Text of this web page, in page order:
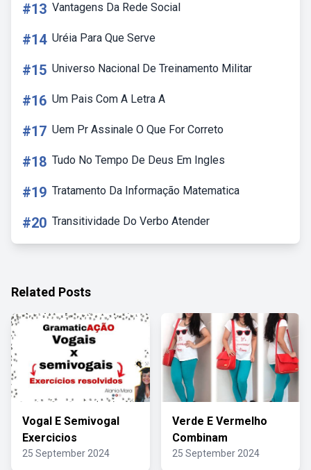
#13 Vantagens Da Rede Social
#14 Uréia Para Que Serve
#15 Universo Nacional De Treinamento Militar
#16 Um Pais Com A Letra A
#17 Uem Pr Assinale O Que For Correto
#18 Tudo No Tempo De Deus Em Ingles
#19 Tratamento Da Informação Matematica
#20 Transitividade Do Verbo Atender
Related Posts
Vogal E Semivogal
Exercicios
25 September 2024
Verde E Vermelho
Combinam
25 September 2024